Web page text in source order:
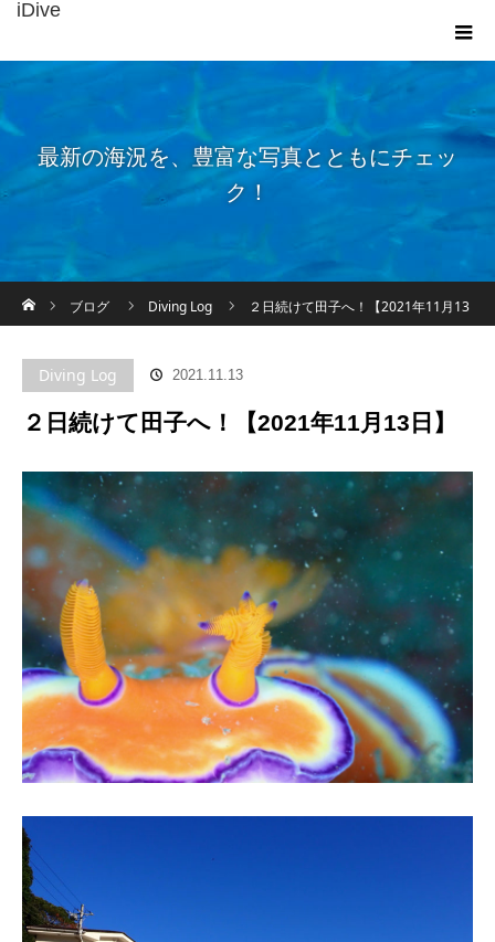
iDive
最新の海況を、豊富な写真とともにチェッ
ク！
ブログ
Diving Log ２日続けて田子へ！【2021年11月13
Diving Log 2021.11.13
２日続けて田子へ！【2021年11月13日】